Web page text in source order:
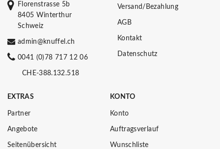
Florenstrasse 5b
8405 Winterthur
Schweiz
admin@knuffel.ch
0041 (0)78 717 12 06
CHE-388.132.518
Versand/Bezahlung
AGB
Kontakt
Datenschutz
EXTRAS
Partner
Angebote
Seitenübersicht
KONTO
Konto
Auftragsverlauf
Wunschliste